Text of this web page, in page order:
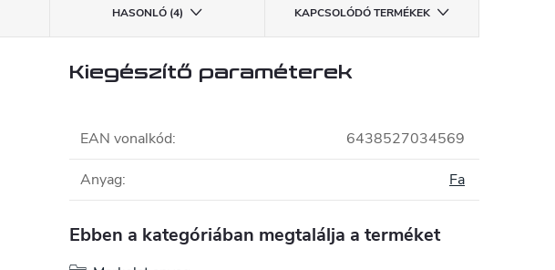
HASONLÓ (4) KAPCSOLÓDÓ TERMÉKEK
Kiegészítő paraméterek
EAN vonalkód: 6438527034569
Anyag: Fa
Ebben a kategóriában megtalálja a terméket